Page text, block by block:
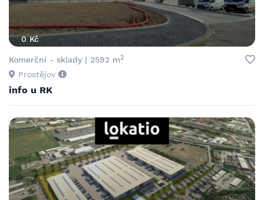
0 Kč
Komerční - sklady | 2592 m2
Prostějov
info u RK